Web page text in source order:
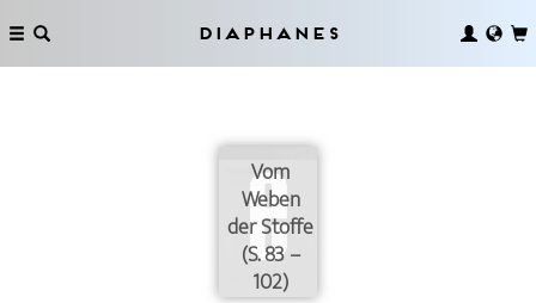
Diaphanes
Vom
Weben
der Stoffe
(S. 83 –
102)